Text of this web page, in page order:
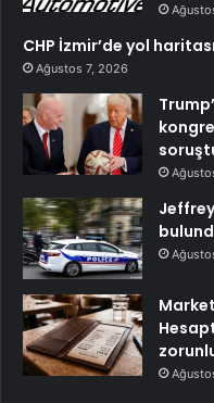
CHP İzmir’de yol
Ağustos 7, 2026